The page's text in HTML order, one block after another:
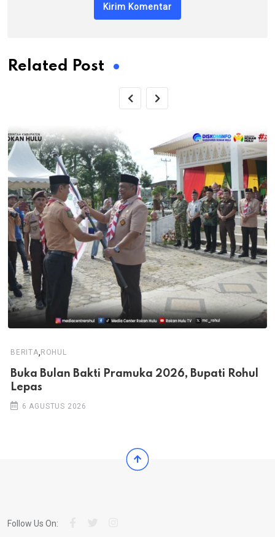
Related Post
BERITA,ROHUL
Buka Bulan Bakti Pramuka 2026, Bupati Rohul
Lepas
6 AGUSTUS 2026
Follow Us On: